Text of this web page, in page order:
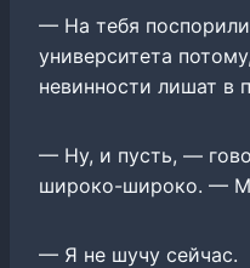
— На тебя
университета
невинности лишат в
— Ну, и пусть, —
широко-широко. —
— Я не шучу сейчас.